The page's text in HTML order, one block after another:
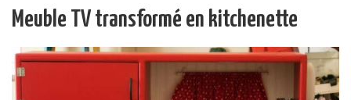
Meuble TV transformé en kitchenette